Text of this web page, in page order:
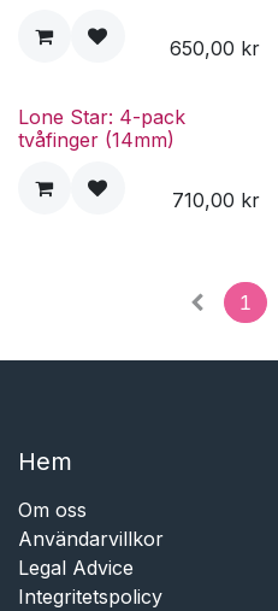
650,00 kr
Lone Star: 4-pack
tvåfinger (14mm)
710,00 kr
1
Hem​​
Om oss
Användarvillkor
Legal Advice
Integritetspolicy